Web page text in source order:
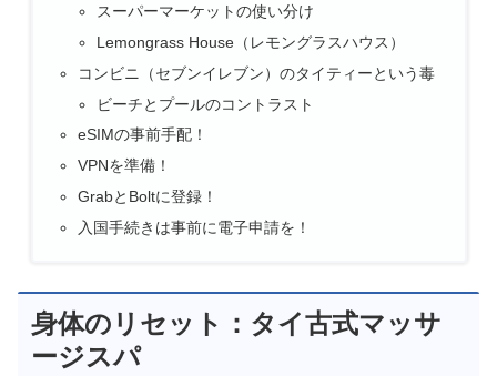
スーパーマーケットの使い分け
Lemongrass House（レモングラスハウス）
コンビニ（セブンイレブン）のタイティーという毒
ビーチとプールのコントラスト
eSIMの事前手配！
VPNを準備！
GrabとBoltに登録！
入国手続きは事前に電子申請を！
身体のリセット：タイ古式マッサ
ージスパ